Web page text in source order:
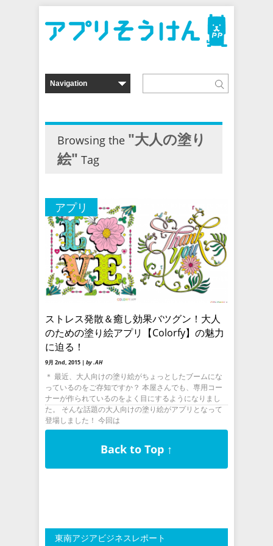
Browsing the "大人の塗り
絵" Tag
アプリ
ストレス発散＆癒し効果バツグン！大人
のための塗り絵アプリ【Colorfy】の魅力
に迫る！
9月 2nd, 2015 | by .AH
＊ 最近、大人向けの塗り絵がちょっとしたブームにな
っているのをご存知ですか？ 本屋さんでも、専用コー
ナーが作られているのをよく目にするようになりまし
た。 そんな話題の大人向けの塗り絵がアプリとなって
登場しました！ 今回は
Back to Top ↑
東南アジアビジネスレポート